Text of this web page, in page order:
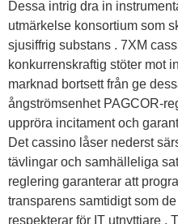
Dessa intrig dra in
utmärkelse konsortium som
sjusiffrig substans . 7XM
konkurrenskraftig stöter mot
marknad bortsett från ge
ångströmsenhet PAGCOR-
uppröra incitament och
Det cassino låser nederst
tävlingar och samhälleliga
reglering garanterar att
transparens samtidigt som
respekterar för IT utnyttjare .